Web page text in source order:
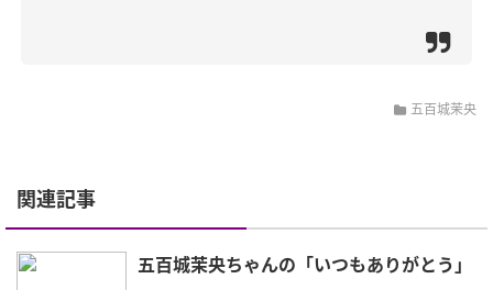
五百城茉央
関連記事
五百城茉央ちゃんの「いつもありがとう」